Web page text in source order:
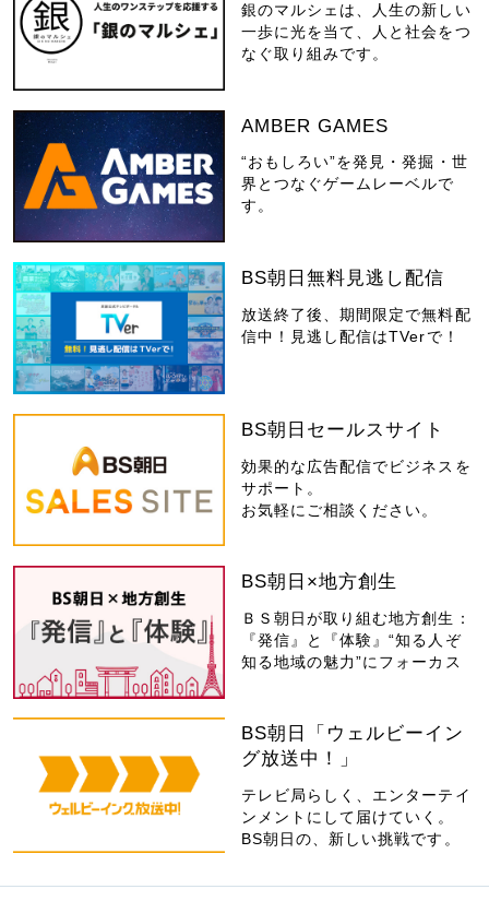
銀のマルシェは、人生の新しい
一歩に光を当て、人と社会をつ
なぐ取り組みです。
AMBER GAMES
“おもしろい”を発見・発掘・世
界とつなぐゲームレーベルで
す。
BS朝日無料見逃し配信
放送終了後、期間限定で無料配
信中！見逃し配信はTVerで！
BS朝日セールスサイト
効果的な広告配信でビジネスを
サポート。
お気軽にご相談ください。
BS朝日×地方創生
ＢＳ朝日が取り組む地方創生：
『発信』と『体験』“知る人ぞ
知る地域の魅力”にフォーカス
BS朝日「ウェルビーイン
グ放送中！」
テレビ局らしく、エンターテイ
ンメントにして届けていく。
BS朝日の、新しい挑戦です。